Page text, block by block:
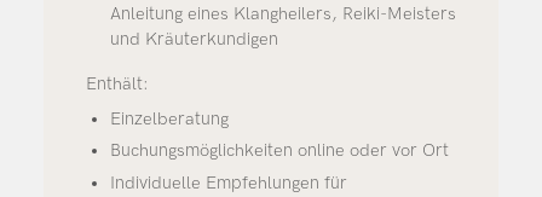
Anleitung eines Klangheilers, Reiki-Meisters
und Kräuterkundigen
Enthält:
Einzelberatung
Buchungsmöglichkeiten online oder vor Ort
Individuelle Empfehlungen für